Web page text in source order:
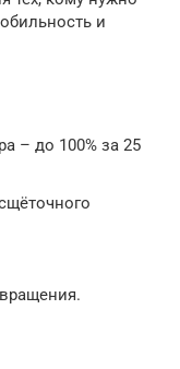
и
– до 100% за 25